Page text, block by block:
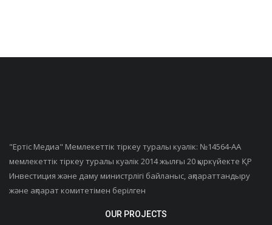
"Ертiс Медиа" Мемлекеттік тіркеу туралы куәлік: №14564-АА
мемлекеттік тіркеу туралы куәлік 2014 жылғы 20 қыркүйекте ҚР
Инвестиция және даму министрлігі байланыс, ақпараттандыру
және ақпарат комитетімен берілген
OUR PROJECTS